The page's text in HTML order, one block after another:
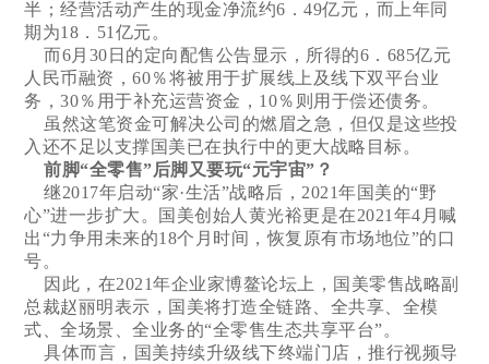
半；经营活动产生的现金净流约6．49亿元，而上年同
期为18．51亿元。
而6月30日的定向配售公告显示，所得的6．685亿元
人民币融资，60％将被用于扩展线上及线下双平台业
务，30％用于补充运营资金，10％则用于偿还债务。
虽然这笔资金可解决公司的燃眉之急，但仅是这些投
入还不足以支撑国美已在执行中的更大战略目标。
前脚“全零售”后脚又要玩“元宇宙”？
继2017年启动“家·生活”战略后，2021年国美的“野
心”进一步扩大。国美创始人黄光裕更是在2021年4月喊
出“力争用未来的18个月时间，恢复原有市场地位”的口
号。
因此，在2021年企业家博鳌论坛上，国美零售战略副
总裁赵丽明表示，国美将打造全链路、全共享、全模
式、全场景、全业务的“全零售生态共享平台”。
具体而言，国美持续升级线下终端门店，推行视频导